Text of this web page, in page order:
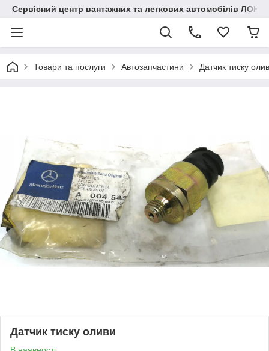
Сервісний центр вантажних та легкових автомобілів
Товари та послуги Автозапчастини Датчик тиску
Датчик тиску оливи